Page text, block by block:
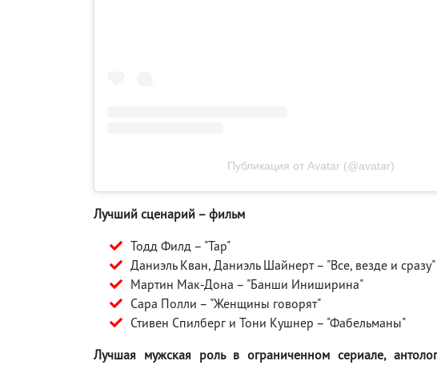
Публикация от Avatar (@avatar)
Лучший сценарий – фильм
Тодд Филд – "Тар"
Даниэль Кван, Даниэль Шайнерт – "Все, везде и сразу"
Мартин Мак-Дона – "Банши Иниширина"
Сара Полли – "Женщины говорят"
Стивен Спилберг и Тони Кушнер – "Фабельманы"
Лучшая мужская роль в ограниченном сериале,